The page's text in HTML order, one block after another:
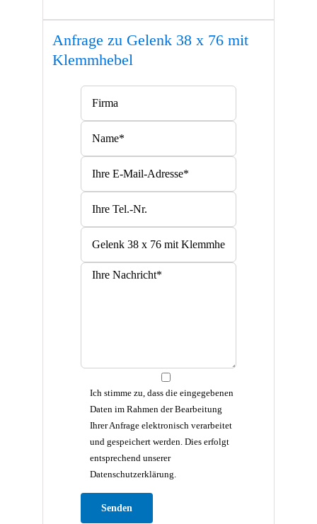
Anfrage zu Gelenk 38 x 76 mit
Klemmhebel
Ich stimme zu, dass die eingegebenen
Daten im Rahmen der Bearbeitung
Ihrer Anfrage elektronisch verarbeitet
und gespeichert werden. Dies erfolgt
entsprechend unserer
Datenschutzerklärung.